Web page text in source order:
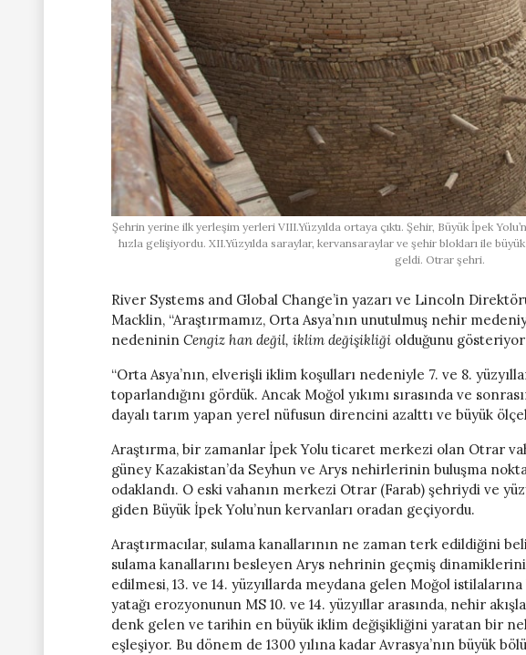
Şehrin yerine ilk yerleşim yerleri VIII.Yüzyılda ortaya çıktı. Şehir, Büyük İpek
hızla gelişiyordu. XII.Yüzyılda saraylar, kervansaraylar ve şehir blokları ile
geldi. Otrar şehri.
River Systems and Global Change’in yazarı ve Lincoln
Macklin, “Araştırmamız, Orta Asya’nın unutulmuş nehir
nedeninin Cengiz han değil, iklim değişikliği olduğunu gösteriyor
“Orta Asya’nın, elverişli iklim koşulları nedeniyle 7. ve 8.
toparlandığını gördük. Ancak Moğol yıkımı sırasında ve
dayalı tarım yapan yerel nüfusun direncini azalttı ve büyük
Araştırma, bir zamanlar İpek Yolu ticaret merkezi olan Otrar
güney Kazakistan’da Seyhun ve Arys nehirlerinin buluşma
odaklandı. O eski vahanın merkezi Otrar (Farab) şehriydi ve
giden Büyük İpek Yolu’nun kervanları oradan geçiyordu.
Araştırmacılar, sulama kanallarının ne zaman terk edildiğini
sulama kanallarını besleyen Arys nehrinin geçmiş
edilmesi, 13. ve 14. yüzyıllarda meydana gelen Moğol
yatağı erozyonunun MS 10. ve 14. yüzyıllar arasında, nehir
denk gelen ve tarihin en büyük iklim değişikliğini yaratan bir
eşleşiyor. Bu dönem de 1300 yılına kadar Avrasya’nın büyük